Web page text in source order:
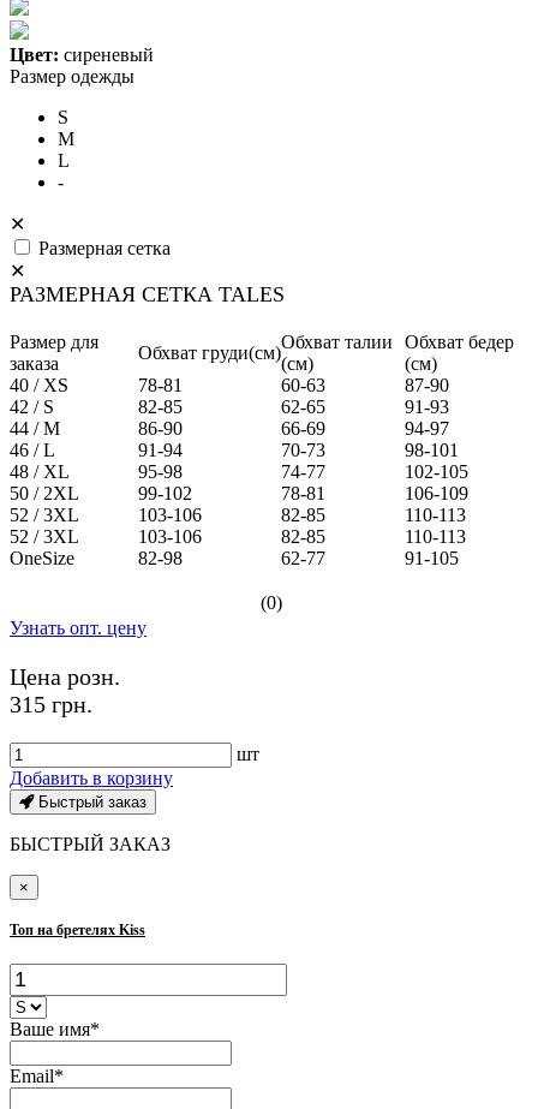
Цвет: сиреневый
Размер одежды
S
M
L
-
✕
Размерная сетка
✕
РАЗМЕРНАЯ СЕТКА TALES
Размер для
заказа
Обхват груди(см)
Обхват талии
(см)
Обхват бедер
(см)
40 / XS
78-81 60-63
87-90
42 / S
82-85 62-65
91-93
44 / M
86-90 66-69
94-97
46 / L
91-94 70-73
98-101
48 / XL
95-98 74-77
102-105
50 / 2XL
99-102 78-81
106-109
52 / 3XL
103-106 82-85
110-113
52 / 3XL
103-106 82-85
110-113
OneSize
82-98 62-77 91-105
(0)
Узнать опт. цену
Цена розн.
315 грн.
шт
Добавить в корзину
Быстрый заказ
БЫСТРЫЙ ЗАКАЗ
×
Топ на бретелях Kiss
Ваше имя*
Email*